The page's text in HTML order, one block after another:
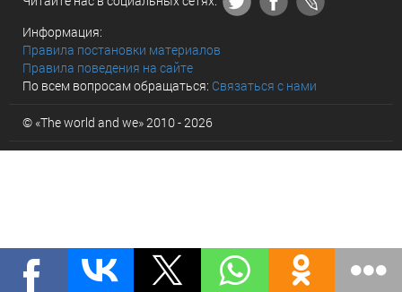
Информация:
Правила постановки материалов
Правила поведения на сайте
По всем вопросам обращаться: Связаться с нами
© «The world and we» 2010 - 2026